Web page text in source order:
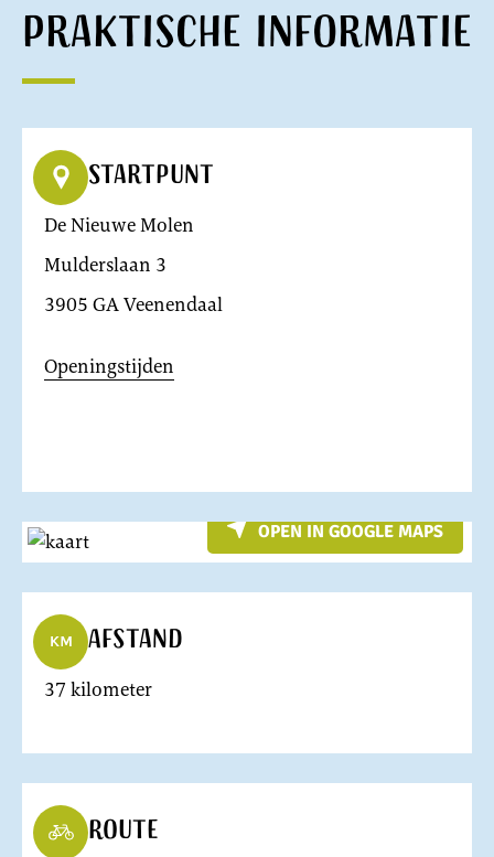
Praktische informatie
Startpunt
De Nieuwe Molen
Mulderslaan 3
3905 GA Veenendaal
Openingstijden
OPEN IN GOOGLE MAPS
Afstand
37 kilometer
Route